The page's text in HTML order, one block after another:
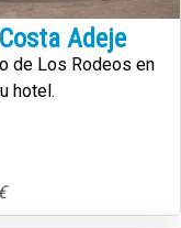
Adeje
de Los Rodeos en
hotel.
€